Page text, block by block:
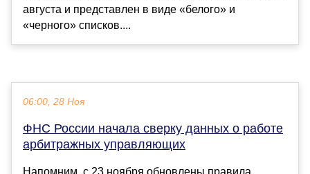
августа и представлен в виде «белого» и
«черного» списков....
06:00, 28 Ноя
ФНС России начала сверку данных о работе
арбитражных управляющих
Напомним, с 23 ноября обновлены правила